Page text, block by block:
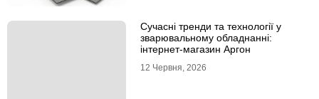
Сучасні тренди та технології у
зварювальному обладнанні:
інтернет-магазин Аргон
12 Червня, 2026